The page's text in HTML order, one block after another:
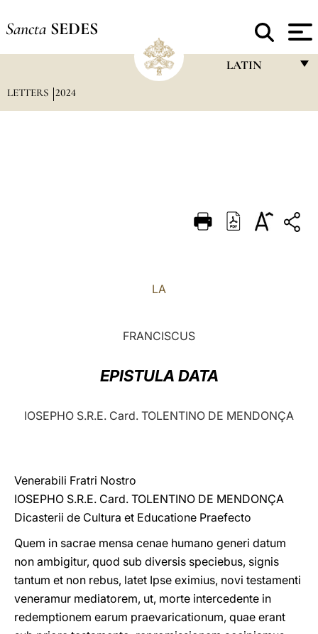
Sancta SEDES
LATIN
DEUTSCH
LETTERS 2024
LA
FRANCISCUS
EPISTULA DATA
IOSEPHO S.R.E. Card. TOLENTINO DE MENDONÇA
Venerabili Fratri Nostro
IOSEPHO S.R.E. Card. TOLENTINO DE MENDONÇA
Dicasterii de Cultura et Educatione Praefecto
Quem in sacrae mensa cenae humano generi datum
non ambigitur, quod sub diversis speciebus, signis
tantum et non rebus, latet Ipse eximius, novi testamenti
veneramur mediatorem, ut, morte intercedente in
redemptionem earum praevaricationum, quae erant